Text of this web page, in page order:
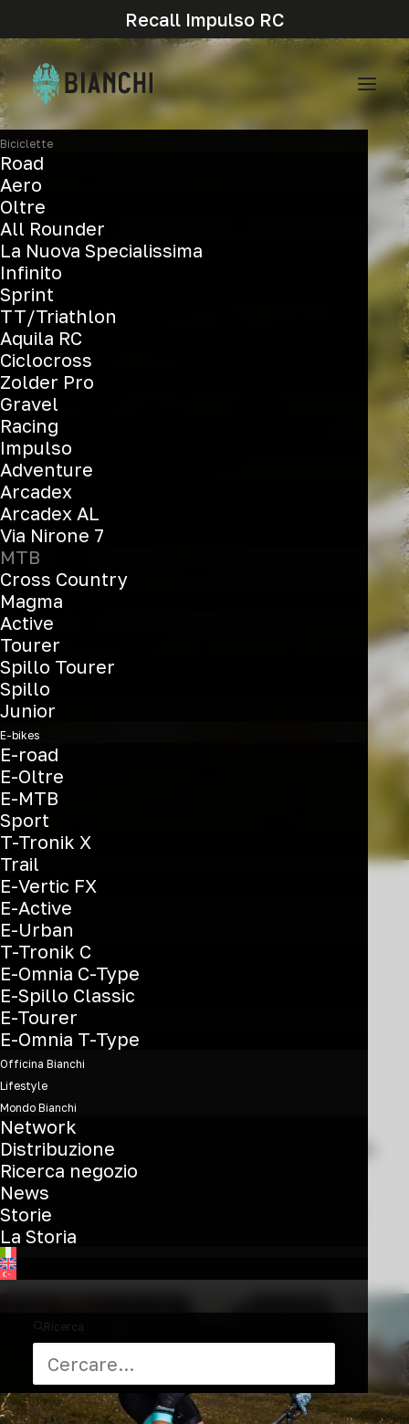
Recall Impulso RC
Biciclette
Road
Aero
Oltre
All Rounder
La Nuova Specialissima
Infinito
Sprint
TT/Triathlon
Aquila RC
Ciclocross
Zolder Pro
Gravel
Racing
Impulso
Adventure
Arcadex
Arcadex AL
Via Nirone 7
MTB
Cross Country
Magma
Active
Tourer
Spillo Tourer
Spillo
Junior
E-bikes
E-road
E-Oltre
E-MTB
Sport
T-Tronik X
Trail
E-Vertic FX
E-Active
E-Urban
T-Tronik C
E-Omnia C-Type
E-Spillo Classic
E-Tourer
E-Omnia T-Type
Officina Bianchi
Lifestyle
Mondo Bianchi
Network
Distribuzione
Ricerca negozio
News
Storie
La Storia
Ricerca
Eccellenti su ogni terreno
Eccellenti su ogni
terreno
Le mountain bike di Bianchi
integrano un’ampia gamma di attività
fuoristrada, dal trail riding per
di adrenalina.